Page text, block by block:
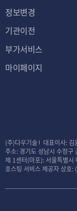
정보변경
기관이전
부가서비스
마이페이지
(주)다우기술 대표이사: 김
주소: 경기도 성남시 수정구
제 1센터(마포): 서울특별시
호스팅 서비스 제공자 상호: